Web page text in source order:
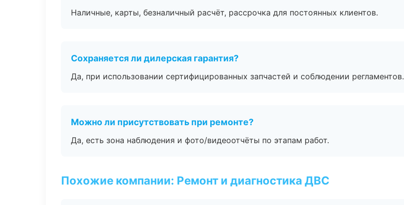
Наличные, карты, безналичный расчёт, рассрочка для постоянных клиентов.
Сохраняется ли дилерская гарантия?
Да, при использовании сертифицированных запчастей и соблюдении регламентов.
Можно ли присутствовать при ремонте?
Да, есть зона наблюдения и фото/видеоотчёты по этапам работ.
Похожие компании: Ремонт и диагностика ДВС